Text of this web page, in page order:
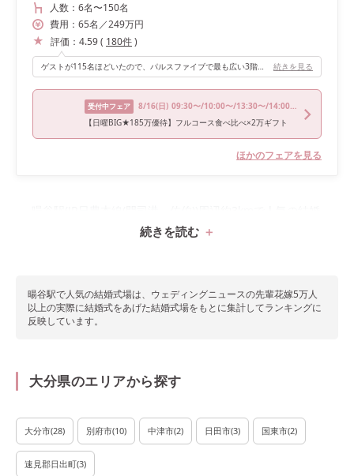
人数： 6名〜150名
費用： 65名 ／249万円
評価： 4.59( 180件)
ゲストが115名ほどいたので、パルスファイブで最も広い3階のアニバーサリークラブで披露宴を行いました。アニバーサリークラブは白を基調とした会場ですが、大きな木やドライフラワーのオブジェがあり、可愛さもあります！ また、ウェルカムスペースがとても広く、バーカウンターやコインロッカー、喫煙所が披露宴会場の隣に完備されています。ゲストの待つ場所への配慮や、新郎新婦が希望する装飾を飾れるようになっているなど、しっかりと考えられていると感じました。 続きを見る
受付中フェア 8/16(日) 09:30〜/10:00〜/13:30〜/14:00〜
【日曜BIG★185万優待】フルコース食べ比べ×2万ギフト
ほかのフェアを見る
式場1件をランキングで紹介！
続きを読む
暘谷駅で人気の結婚式場は、ウェディングニュースの先輩花嫁5万人
以上の実際に結婚式をあげた結婚式場をもとに集計してランキングに
反映しています。
大分県のエリアから探す
大分市(28) 別府市(10) 中津市(2) 日田市(3) 国東市(2)
速見郡日出町(3)